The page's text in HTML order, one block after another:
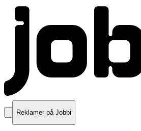
Reklamer på Jobbi